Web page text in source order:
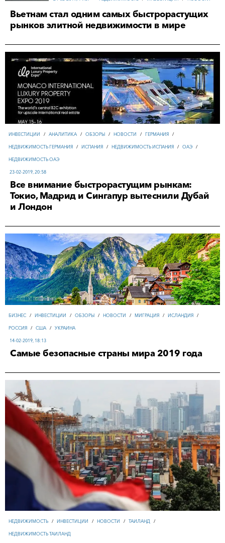
Вьетнам стал одним самых быстрорастущих
рынков элитной недвижимости в мире
ИНВЕСТИЦИИ / АНАЛИТИКА / ОБЗОРЫ / НОВОСТИ / ГЕРМАНИЯ /
НЕДВИЖИМОСТЬ ГЕРМАНИЯ / ИСПАНИЯ / НЕДВИЖИМОСТЬ ИСПАНИЯ / ОАЭ /
НЕДВИЖИМОСТЬ ОАЭ
23-02-2019, 20:58
Все внимание быстрорастущим рынкам:
Токио, Мадрид и Сингапур вытеснили Дубай
и Лондон
БИЗНЕС / ИНВЕСТИЦИИ / ОБЗОРЫ / НОВОСТИ / МИГРАЦИЯ / ИСЛАНДИЯ /
РОССИЯ / США / УКРАИНА
14-02-2019, 18:13
Самые безопасные страны мира 2019 года
НЕДВИЖИМОСТЬ / ИНВЕСТИЦИИ / НОВОСТИ / ТАИЛАНД /
НЕДВИЖИМОСТЬ ТАИЛАНД